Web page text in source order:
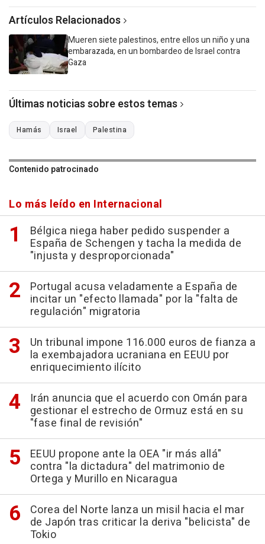
Artículos Relacionados
Mueren siete palestinos, entre ellos un niño y una
embarazada, en un bombardeo de Israel contra
Gaza
Últimas noticias sobre estos temas
Hamás Israel Palestina
Contenido patrocinado
Lo más leído en Internacional
Bélgica niega haber pedido suspender a
España de Schengen y tacha la medida de
"injusta y desproporcionada"
Portugal acusa veladamente a España de
incitar un "efecto llamada" por la "falta de
regulación" migratoria
Un tribunal impone 116.000 euros de fianza a
la exembajadora ucraniana en EEUU por
enriquecimiento ilícito
Irán anuncia que el acuerdo con Omán para
gestionar el estrecho de Ormuz está en su
"fase final de revisión"
EEUU propone ante la OEA "ir más allá"
contra "la dictadura" del matrimonio de
Ortega y Murillo en Nicaragua
Corea del Norte lanza un misil hacia el mar
de Japón tras criticar la deriva "belicista" de
Tokio